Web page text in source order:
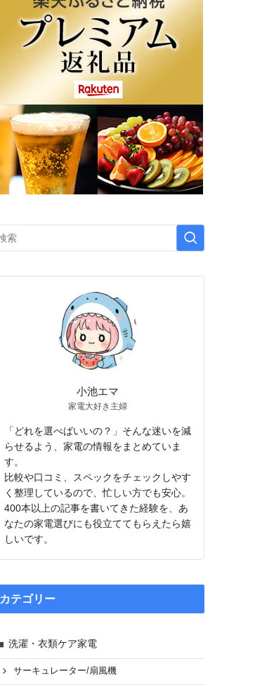
小池エマ
家電大好き主婦
「どれを選べばいいの？」そんな迷いを減
らせるよう、家電の情報をまとめていま
す。
比較や口コミ、スペックをチェックしやす
く整理しているので、忙しい方でも安心。
400本以上の記事を書いてきた経験を、あ
なたの家電選びにも役立ててもらえたら嬉
しいです。
カテゴリー
洗濯・衣類ケア家電
サーキュレーター/扇風機